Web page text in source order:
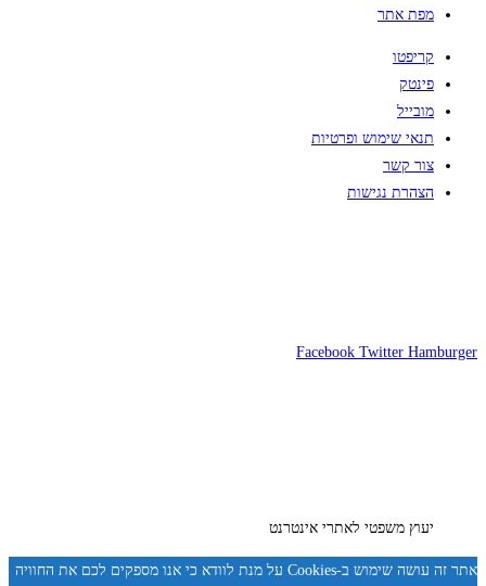
מפת אתר
קריפטו
פינטק
מובייל
תנאי שימוש ופרטיות
צור קשר
הצהרת נגישות
Facebook Twitter Hamburger
יעוץ משפטי לאתרי אינטרנט
אתר זה עושה שימוש ב-Cookies על מנת לוודא כי אנו מספקים לכם את החוויה